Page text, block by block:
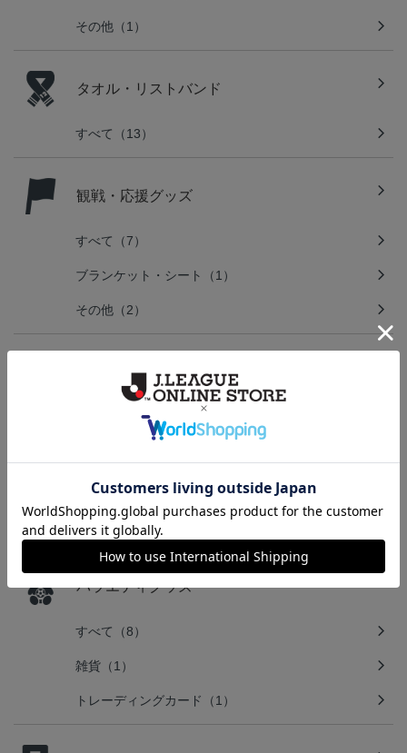
その他（1）
タオル・リストバンド
すべて（13）
観戦・応援グッズ
すべて（7）
ブランケット・シート（1）
その他（2）
キーホルダー・アクセサリー
すべて（5）
文房具
すべて（4）
バラエティグッズ
すべて（8）
雑貨（1）
トレーディングカード（1）